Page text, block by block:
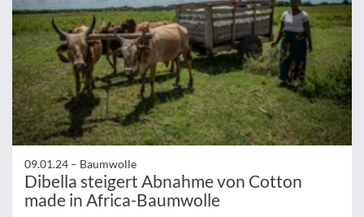
09.01.24 – Baumwolle
Dibella steigert Abnahme von Cotton
made in Africa-Baumwolle